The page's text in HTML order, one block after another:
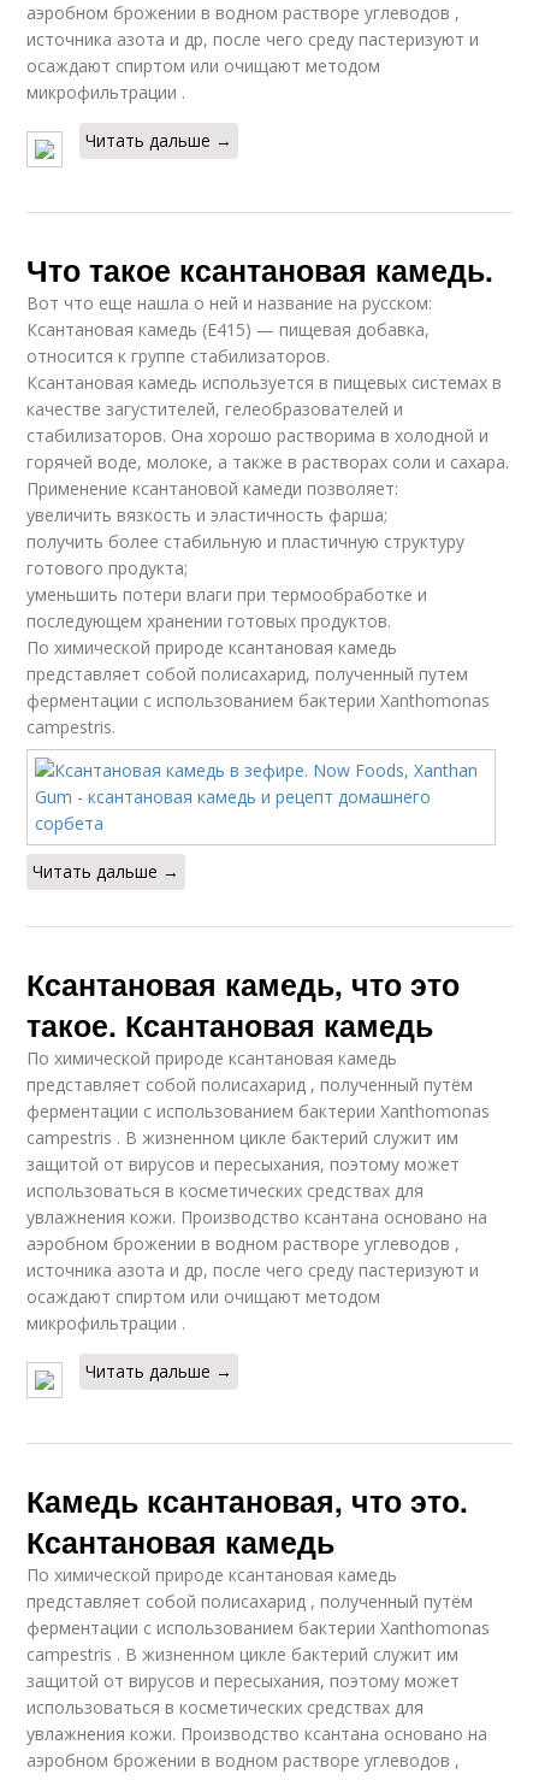
аэробном брожении в водном растворе углеводов ,
источника азота и др, после чего среду пастеризуют и
осаждают спиртом или очищают методом
микрофильтрации .
Читать дальше →
Что такое ксантановая камедь.
Вот что еще нашла о ней и название на русском:
Ксантановая камедь (Е415) — пищевая добавка,
относится к группе стабилизаторов.
Ксантановая камедь используется в пищевых системах в
качестве загустителей, гелеобразователей и
стабилизаторов. Она хорошо растворима в холодной и
горячей воде, молоке, а также в растворах соли и сахара.
Применение ксантановой камеди позволяет:
увеличить вязкость и эластичность фарша;
получить более стабильную и пластичную структуру
готового продукта;
уменьшить потери влаги при термообработке и
последующем хранении готовых продуктов.
По химической природе ксантановая камедь
представляет собой полисахарид, полученный путем
ферментации с использованием бактерии Xanthomonas
campestris.
Читать дальше →
Ксантановая камедь, что это
такое. Ксантановая камедь
По химической природе ксантановая камедь
представляет собой полисахарид , полученный путём
ферментации с использованием бактерии Xanthomonas
campestris . В жизненном цикле бактерий служит им
защитой от вирусов и пересыхания, поэтому может
использоваться в косметических средствах для
увлажнения кожи. Производство ксантана основано на
аэробном брожении в водном растворе углеводов ,
источника азота и др, после чего среду пастеризуют и
осаждают спиртом или очищают методом
микрофильтрации .
Читать дальше →
Камедь ксантановая, что это.
Ксантановая камедь
По химической природе ксантановая камедь
представляет собой полисахарид , полученный путём
ферментации с использованием бактерии Xanthomonas
campestris . В жизненном цикле бактерий служит им
защитой от вирусов и пересыхания, поэтому может
использоваться в косметических средствах для
увлажнения кожи. Производство ксантана основано на
аэробном брожении в водном растворе углеводов ,